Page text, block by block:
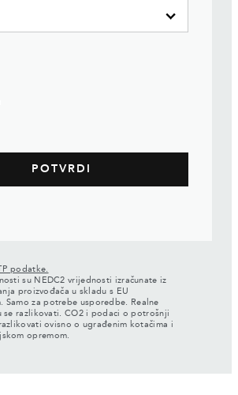
podatke.
su NEDC2 vrijednosti izračunate iz
proizvođača u skladu s EU
Samo za potrebe usporedbe. Realne
se razlikovati. CO2 i podaci o potrošnji
ovisno o ugrađenim kotačima i
opremom.